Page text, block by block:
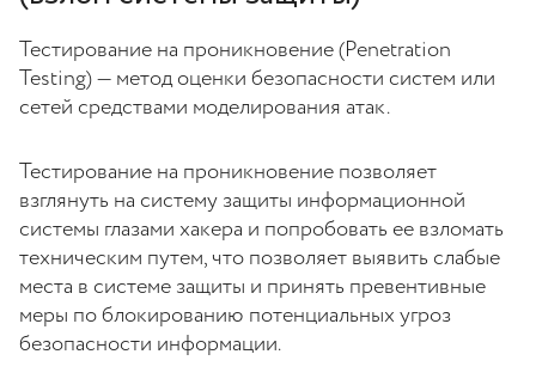
Тестирование на проникновение (Penetration
Testing) — метод оценки безопасности систем или
сетей средствами моделирования атак.
Тестирование на проникновение позволяет
взглянуть на систему защиты информационной
системы глазами хакера и попробовать ее взломать
техническим путем, что позволяет выявить слабые
места в системе защиты и принять превентивные
меры по блокированию потенциальных угроз
безопасности информации.